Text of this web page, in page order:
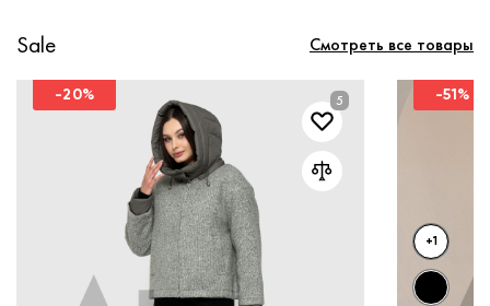
Sale Смотреть все товары
-20% -51%
+1